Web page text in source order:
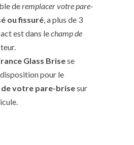
deremplacer votre pare-
ou fissuré , a plus de 3
est dans lechamp de
Glass Brisese
pour le
votre pare-brisesur